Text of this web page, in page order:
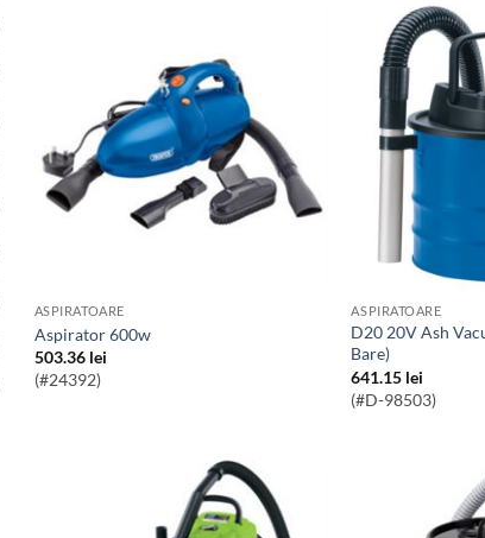
ASPIRATOARE
Aspirator 600w
503.36 lei
(#24392)
ASPIRATOARE
D20 20V Ash Vacuum Cleaner (Sold
Bare)
641.15 lei
(#D-98503)